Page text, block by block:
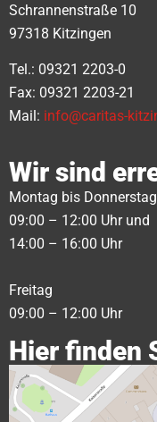
Schrannenstraße 10
97318 Kitzingen
Tel.: 09321 2203-0
Fax: 09321 2203-21
Mail: info@caritas-
Wir sind
Montag bis Donnerstag
09:00 – 12:00 Uhr und
14:00 – 16:00 Uhr
Freitag
09:00 – 12:00 Uhr
Hier finden